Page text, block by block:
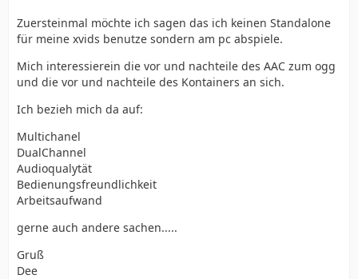
Zuersteinmal möchte ich sagen das ich keinen Standalone
für meine xvids benutze sondern am pc abspiele.
Mich interessierein die vor und nachteile des AAC zum ogg
und die vor und nachteile des Kontainers an sich.
Ich bezieh mich da auf:
Multichanel
DualChannel
Audioqualytät
Bedienungsfreundlichkeit
Arbeitsaufwand
gerne auch andere sachen.....
Gruß
Dee